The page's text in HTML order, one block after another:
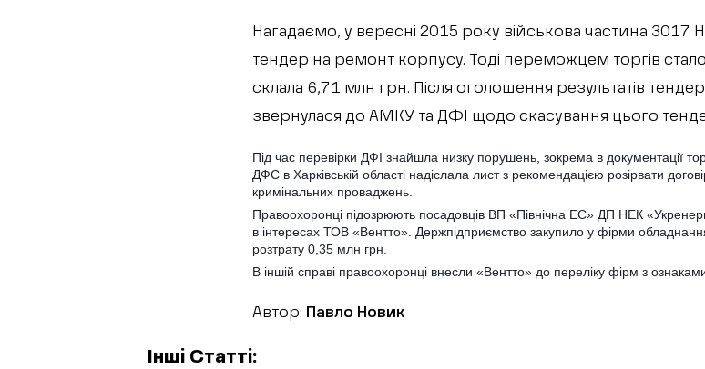
Нагадаємо, у вересні 2015 року військова частина 3017
тендер на ремонт корпусу. Тоді переможцем торгів
склала 6,71 млн грн. Після оголошення результатів
звернулася до АМКУ та ДФІ щодо скасування цього
Під час перевірки ДФІ знайшла низку порушень, зокрема в документації
ДФС в Харківській області надіслала лист з рекомендацією розірвати
кримінальних проваджень.
Правоохоронці підозрюють посадовців ВП «Північна ЕС» ДП НЕК
в інтересах ТОВ «Вентто». Держпідприємство закупило у фірми
розтрату 0,35 млн грн.
В іншій справі правоохоронці внесли «Вентто» до переліку фірм з
Автор: Павло Новик
Інші Статті: